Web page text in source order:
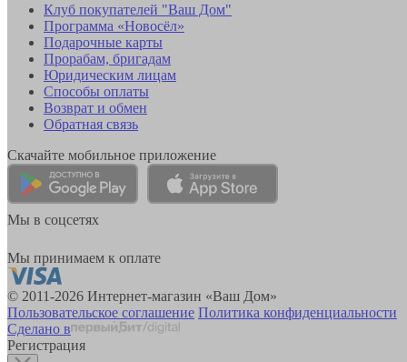
Клуб покупателей "Ваш Дом"
Программа «Новосёл»
Подарочные карты
Прорабам, бригадам
Юридическим лицам
Способы оплаты
Возврат и обмен
Обратная связь
Скачайте мобильное приложение
Мы в соцсетях
Мы принимаем к оплате
© 2011-2026 Интернет-магазин «Ваш Дом»
Пользовательское соглашение Политика конфиденциальности
Сделано в
Регистрация